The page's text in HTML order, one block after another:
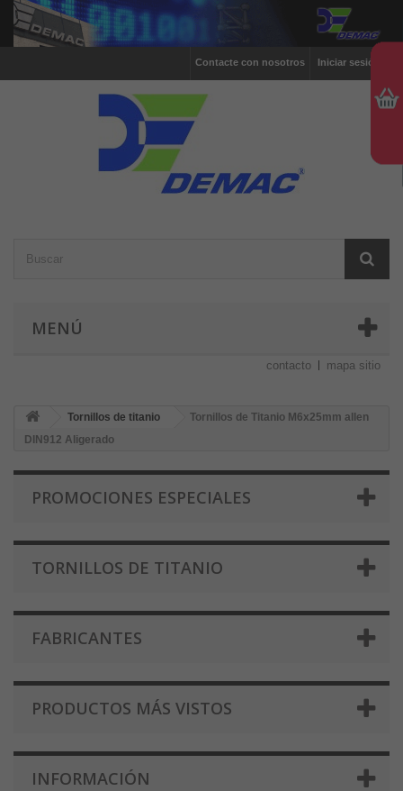
Iniciar sesión
Contacte con nosotros
MENÚ
contacto mapa sitio
Tornillos de titanio
Tornillos de Titanio M6x25mm allen
DIN912 Aligerado
PROMOCIONES ESPECIALES
TORNILLOS DE TITANIO
FABRICANTES
PRODUCTOS MÁS VISTOS
INFORMACIÓN